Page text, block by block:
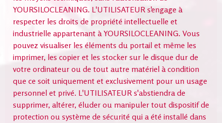
YOURSILOCLEANING. L'UTILISATEUR s'engage à
respecter les droits de propriété intellectuelle et
industrielle appartenant à YOURSILOCLEANING. Vous
pouvez visualiser les éléments du portail et même les
imprimer, les copier et les stocker sur le disque dur de
votre ordinateur ou de tout autre matériel à condition
que ce soit uniquement et exclusivement pour un usage
personnel et privé. L'UTILISATEUR s'abstiendra de
supprimer, altérer, éluder ou manipuler tout dispositif de
protection ou système de sécurité qui a été installé dans